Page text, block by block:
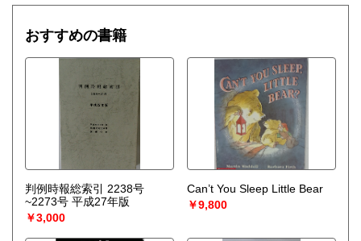
おすすめの書籍
判例時報総索引 2238号
~2273号 平成27年版
￥3,000
Can’t You Sleep Little Bear
￥9,800